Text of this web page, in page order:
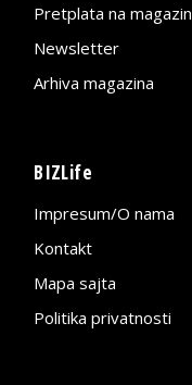
Pretplata na magazin
Newsletter
Arhiva magazina
BIZLife
Impresum/O nama
Kontakt
Mapa sajta
Politika privatnosti